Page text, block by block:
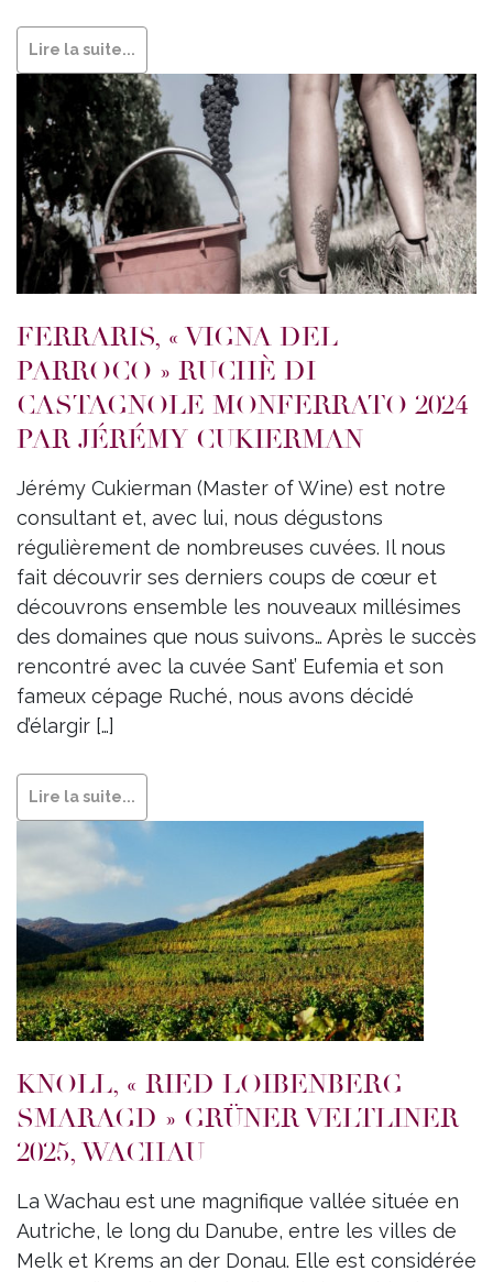
Lire la suite...
FERRARIS, « VIGNA DEL
PARROCO » RUCHÈ DI
CASTAGNOLE MONFERRATO 2024
PAR JÉRÉMY CUKIERMAN
Jérémy Cukierman (Master of Wine) est notre
consultant et, avec lui, nous dégustons
régulièrement de nombreuses cuvées. Il nous
fait découvrir ses derniers coups de cœur et
découvrons ensemble les nouveaux millésimes
des domaines que nous suivons… Après le succès
rencontré avec la cuvée Sant’ Eufemia et son
fameux cépage Ruché, nous avons décidé
d’élargir […]
Lire la suite...
KNOLL, « RIED LOIBENBERG
SMARAGD » GRÜNER VELTLINER
2025, WACHAU
La Wachau est une magnifique vallée située en
Autriche, le long du Danube, entre les villes de
Melk et Krems an der Donau. Elle est considérée